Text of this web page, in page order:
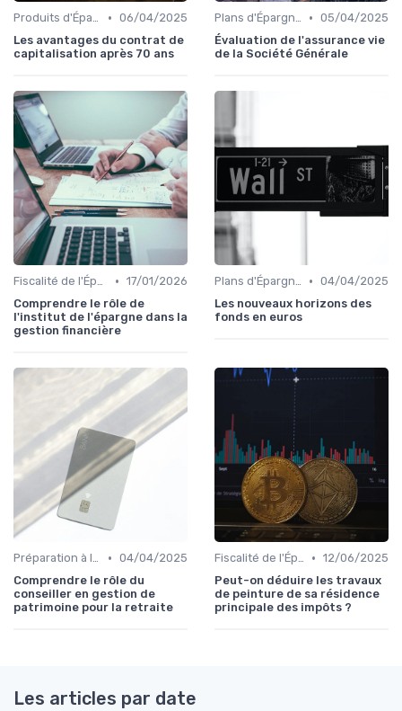
Produits d'Épargne Retraite • 06/04/2025
Les avantages du contrat de
capitalisation après 70 ans
Plans d'Épargne et Assurance Vie • 05/04/2025
Évaluation de l'assurance vie
de la Société Générale
Fiscalité de l'Épargne • 17/01/2026
Comprendre le rôle de
l'institut de l'épargne dans la
gestion financière
Plans d'Épargne et Assurance Vie • 04/04/2025
Les nouveaux horizons des
fonds en euros
Préparation à la Retraite • 04/04/2025
Comprendre le rôle du
conseiller en gestion de
patrimoine pour la retraite
Fiscalité de l'Épargne • 12/06/2025
Peut-on déduire les travaux
de peinture de sa résidence
principale des impôts ?
Les articles par date